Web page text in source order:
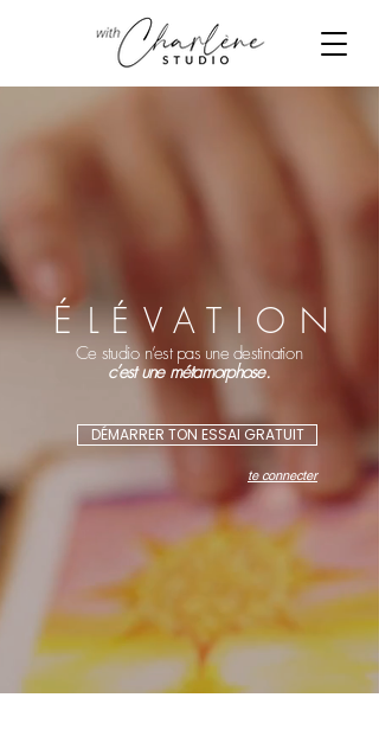
ÉLÉVATION
Ce studio n’est pas une destination
c’est une métamorphose.
DÉMARRER TON ESSAI GRATUIT
te connecter